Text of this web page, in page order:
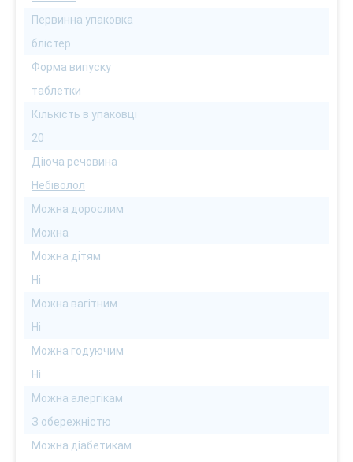
Первинна упаковка
блістер
Форма випуску
таблетки
Кількість в упаковці
20
Діюча речовина
Небіволол
Можна дорослим
Можна
Можна дітям
Ні
Можна вагітним
Ні
Можна годуючим
Ні
Можна алергікам
З обережністю
Можна діабетикам